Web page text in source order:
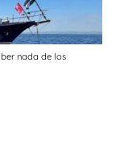
nada de los